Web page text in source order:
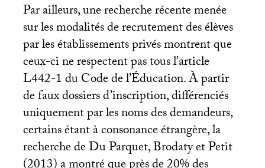
Par ailleurs, une recherche récente menée
sur les modalités de recrutement des élèves
par les établissements privés montrent que
ceux-ci ne respectent pas tous l’article
L442-1 du Code de l’Éducation. À partir
de faux dossiers d’inscription, différenciés
uniquement par les noms des demandeurs,
certains étant à consonance étrangère, la
recherche de Du Parquet, Brodaty et Petit